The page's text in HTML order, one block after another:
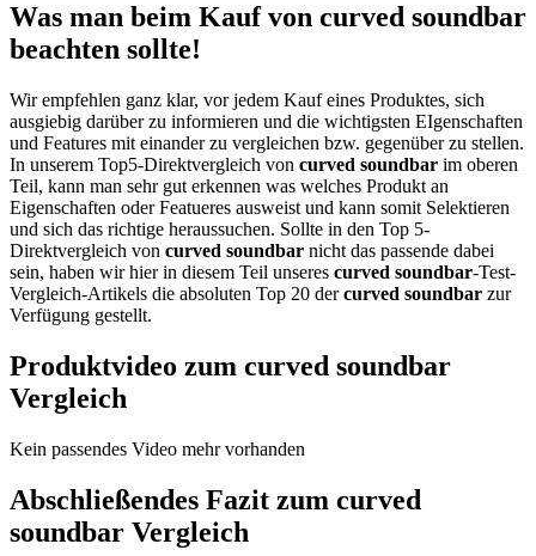
Was man beim Kauf von curved soundbar
beachten sollte!
Wir empfehlen ganz klar, vor jedem Kauf eines Produktes, sich
ausgiebig darüber zu informieren und die wichtigsten EIgenschaften
und Features mit einander zu vergleichen bzw. gegenüber zu stellen.
In unserem Top5-Direktvergleich von curved soundbar im oberen
Teil, kann man sehr gut erkennen was welches Produkt an
Eigenschaften oder Featueres ausweist und kann somit Selektieren
und sich das richtige heraussuchen. Sollte in den Top 5-
Direktvergleich von curved soundbar nicht das passende dabei
sein, haben wir hier in diesem Teil unseres curved soundbar-Test-
Vergleich-Artikels die absoluten Top 20 dercurved soundbar zur
Verfügung gestellt.
Produktvideo zum curved soundbar
Vergleich
Kein passendes Video mehr vorhanden
Abschließendes Fazit zum curved
soundbar Vergleich